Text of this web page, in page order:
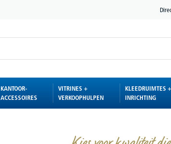
KANTOOR-
ACCESSOIRES
VITRINES +
VERKOOPHULPEN
KLEEDRUIMTES
INRICHTING